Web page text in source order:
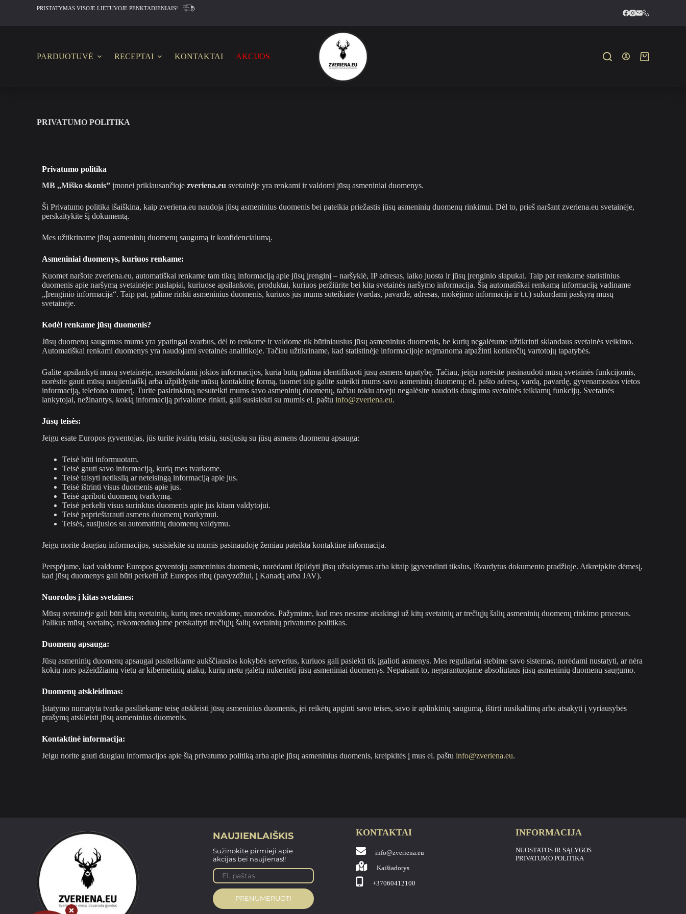
PRISTATYMAS VISOJE LIETUVOJE PENKTADIENIAIS!
PARDUOTUVĖ RECEPTAI KONTAKTAI AKCIJOS
PRIVATUMO POLITIKA
Privatumo politika
MB ,,Miško skonis” įmonei priklausančioje zveriena.eu svetainėje yra renkami ir valdomi jūsų asmeniniai duomenys.
Ši Privatumo politika išaiškina, kaip zveriena.eu naudoja jūsų asmeninius duomenis bei pateikia priežastis jūsų asmeninių duomenų rinkimui. Dėl to, prieš naršant zveriena.eu svetainėje,
perskaitykite šį dokumentą.
Mes užtikriname jūsų asmeninių duomenų saugumą ir konfidencialumą.
Asmeniniai duomenys, kuriuos renkame:
Kuomet naršote zveriena.eu, automatiškai renkame tam tikrą informaciją apie jūsų įrenginį – naršyklė, IP adresas, laiko juosta ir jūsų įrenginio slapukai. Taip pat renkame statistinius
duomenis apie naršymą svetainėje: puslapiai, kuriuose apsilankote, produktai, kuriuos peržiūrite bei kita svetainės naršymo informacija. Šią automatiškai renkamą informaciją vadiname
„Įrenginio informacija“. Taip pat, galime rinkti asmeninius duomenis, kuriuos jūs mums suteikiate (vardas, pavardė, adresas, mokėjimo informacija ir t.t.) sukurdami paskyrą mūsų
svetainėje.
Kodėl renkame jūsų duomenis?
Jūsų duomenų saugumas mums yra ypatingai svarbus, dėl to renkame ir valdome tik būtiniausius jūsų asmeninius duomenis, be kurių negalėtume užtikrinti sklandaus svetainės veikimo.
Automatiškai renkami duomenys yra naudojami svetainės analitikoje. Tačiau užtikriname, kad statistinėje informacijoje neįmanoma atpažinti konkrečių vartotojų tapatybės.
Galite apsilankyti mūsų svetainėje, nesuteikdami jokios informacijos, kuria būtų galima identifikuoti jūsų asmens tapatybę. Tačiau, jeigu norėsite pasinaudoti mūsų svetainės funkcijomis,
norėsite gauti mūsų naujienlaiškį arba užpildysite mūsų kontaktinę formą, tuomet taip galite suteikti mums savo asmeninių duomenų: el. pašto adresą, vardą, pavardę, gyvenamosios vietos
informaciją, telefono numerį. Turite pasirinkimą nesuteikti mums savo asmeninių duomenų, tačiau tokiu atveju negalėsite naudotis dauguma svetainės teikiamų funkcijų. Svetainės
lankytojai, nežinantys, kokią informaciją privalome rinkti, gali susisiekti su mumis el. paštu info@zveriena.eu.
Jūsų teisės:
Jeigu esate Europos gyventojas, jūs turite įvairių teisių, susijusių su jūsų asmens duomenų apsauga:
Teisė būti informuotam.
Teisė gauti savo informaciją, kurią mes tvarkome.
Teisė taisyti netikslią ar neteisingą informaciją apie jus.
Teisė ištrinti visus duomenis apie jus.
Teisė apriboti duomenų tvarkymą.
Teisė perkelti visus surinktus duomenis apie jus kitam valdytojui.
Teisė paprieštarauti asmens duomenų tvarkymui.
Teisės, susijusios su automatinių duomenų valdymu.
Jeigu norite daugiau informacijos, susisiekite su mumis pasinaudoję žemiau pateikta kontaktine informacija.
Perspėjame, kad valdome Europos gyventojų asmeninius duomenis, norėdami išpildyti jūsų užsakymus arba kitaip įgyvendinti tikslus, išvardytus dokumento pradžioje. Atkreipkite dėmesį,
kad jūsų duomenys gali būti perkelti už Europos ribų (pavyzdžiui, į Kanadą arba JAV).
Nuorodos į kitas svetaines:
Mūsų svetainėje gali būti kitų svetainių, kurių mes nevaldome, nuorodos. Pažymime, kad mes nesame atsakingi už kitų svetainių ar trečiųjų šalių asmeninių duomenų rinkimo procesus.
Palikus mūsų svetainę, rekomenduojame perskaityti trečiųjų šalių svetainių privatumo politikas.
Duomenų apsauga:
Jūsų asmeninių duomenų apsaugai pasitelkiame aukščiausios kokybės serverius, kuriuos gali pasiekti tik įgalioti asmenys. Mes reguliariai stebime savo sistemas, norėdami nustatyti, ar nėra
kokių nors pažeidžiamų vietų ar kibernetinių atakų, kurių metu galėtų nukentėti jūsų asmeniniai duomenys. Nepaisant to, negarantuojame absoliutaus jūsų asmeninių duomenų saugumo.
Duomenų atskleidimas:
Įstatymo numatyta tvarka pasiliekame teisę atskleisti jūsų asmeninius duomenis, jei reikėtų apginti savo teises, savo ir aplinkinių saugumą, ištirti nusikaltimą arba atsakyti į vyriausybės
prašymą atskleisti jūsų asmeninius duomenis.
Kontaktinė informacija:
Jeigu norite gauti daugiau informacijos apie šią privatumo politiką arba apie jūsų asmeninius duomenis, kreipkitės į mus el. paštu info@zveriena.eu.
NAUJIENLAIŠKIS
Sužinokite pirmieji apie
akcijas bei naujienas!!
PRENUMERUOTI
KONTAKTAI
info@zveriena.eu
Kaišiadorys
+37060412100
INFORMACIJA
NUOSTATOS IR SĄLYGOS
PRIVATUMO POLITIKA